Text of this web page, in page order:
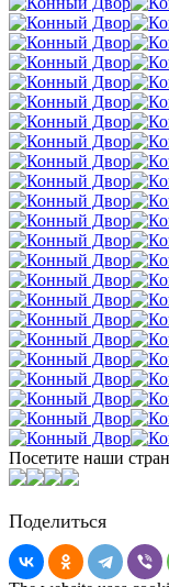
Посетите наши
Поделиться